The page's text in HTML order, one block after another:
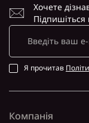
Хочете
Я прочитав
Компанія